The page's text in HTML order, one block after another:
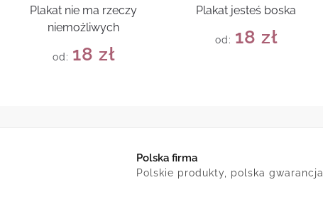
Plakat nie ma rzeczy
niemożliwych
od: 18 zł
Plakat jesteś boska
od: 18 zł
Polska firma
Polskie produkty, polska gwarancja